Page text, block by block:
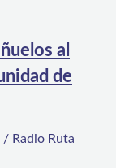
al
de
/ Radio Ruta